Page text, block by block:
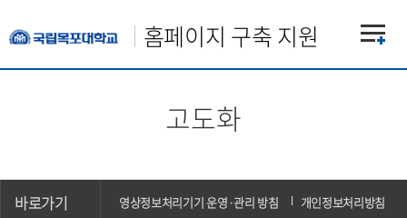
홈페이지 구축 지원
고도화
바로가기 영상정보처리기기 운영·관리 방침 개인정보처리방침